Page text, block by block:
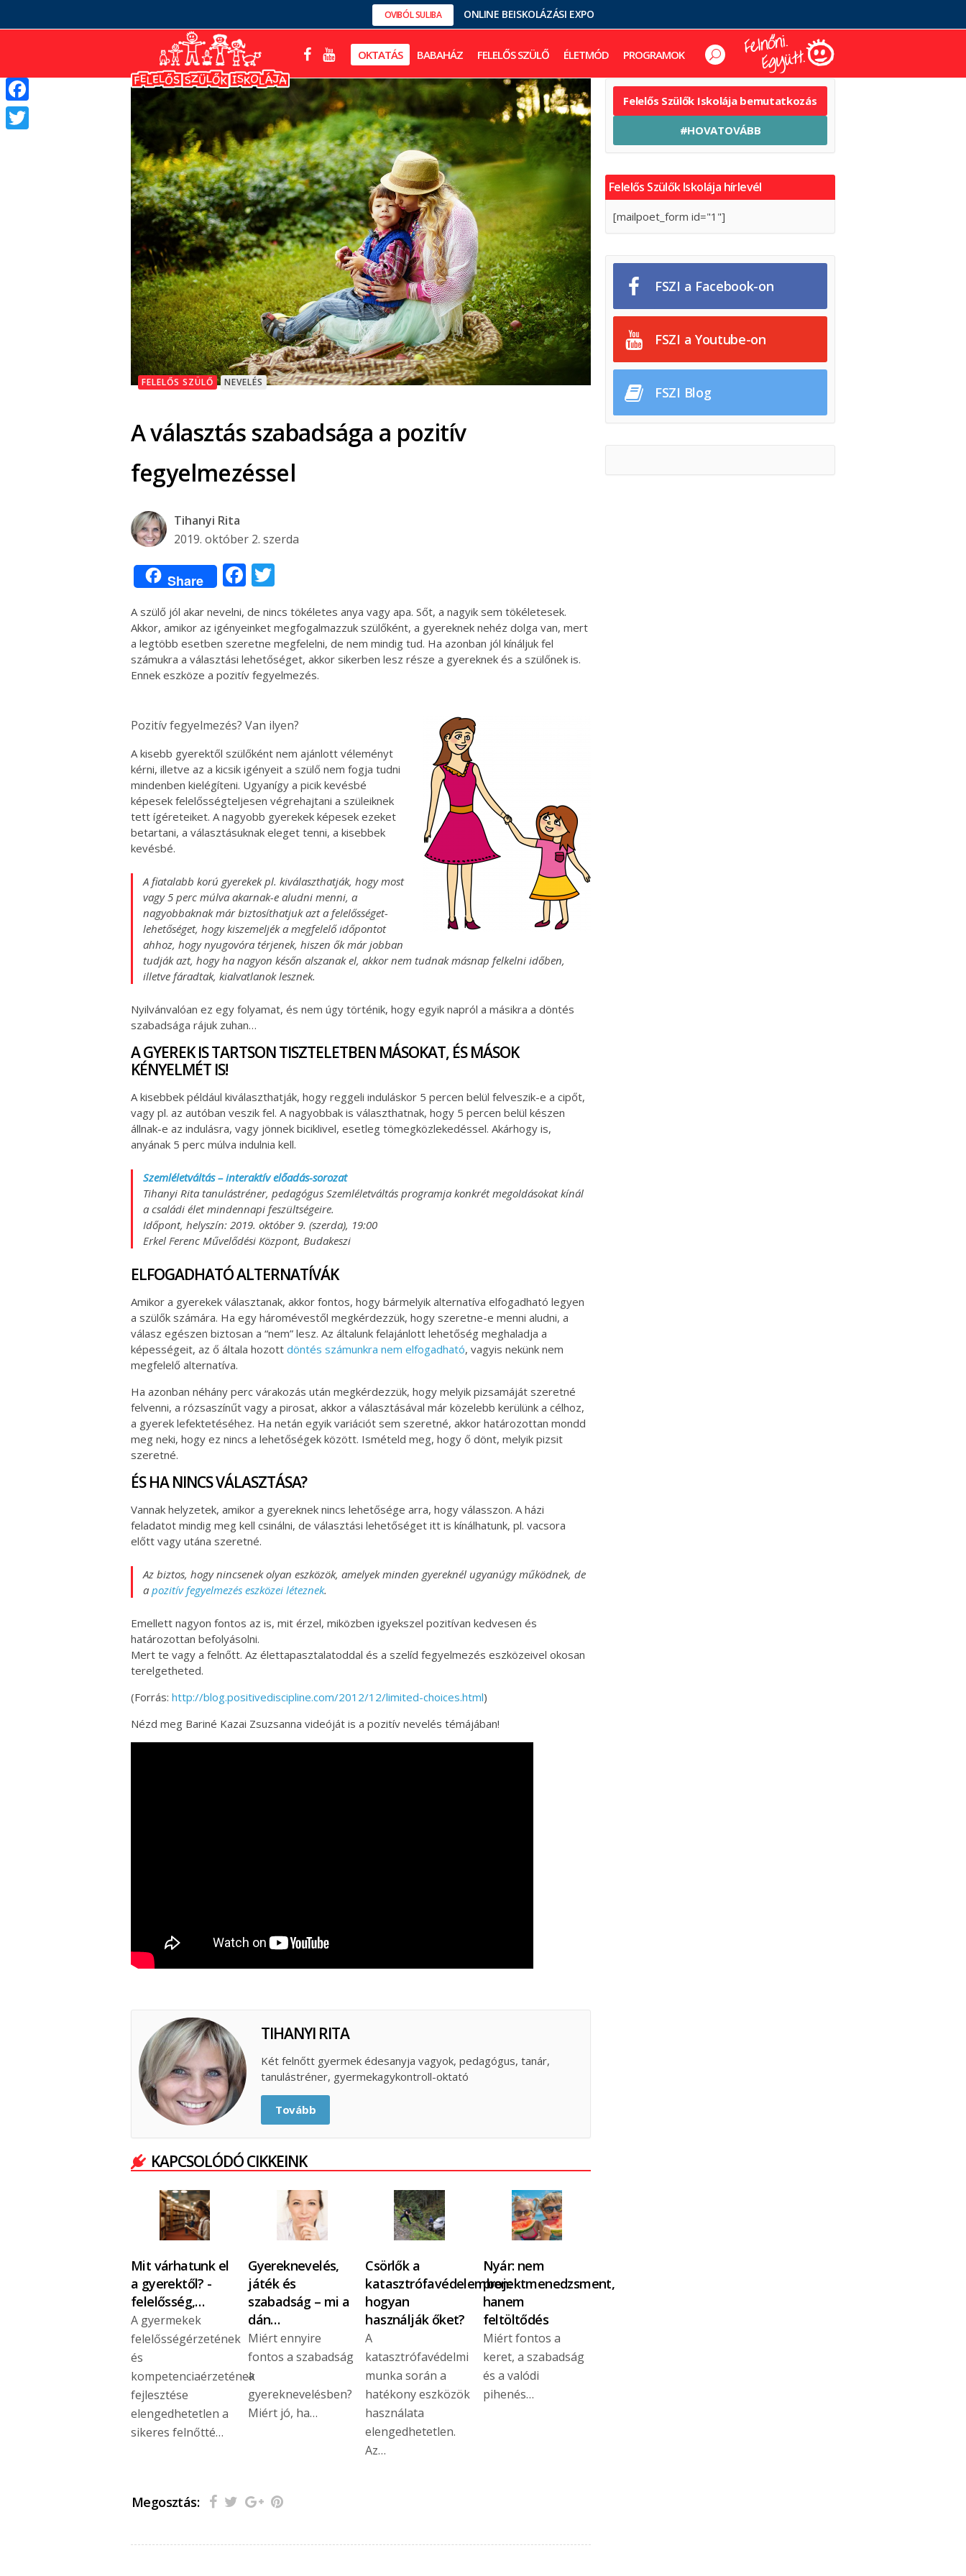
OVIBÓL SULIBA ONLINE BEISKOLÁZÁSI EXPO
OKTATÁS BABAHÁZ FELELŐS SZÜLŐ ÉLETMÓD PROGRAMOK
FELELŐS SZÜLŐ NEVELÉS
A választás szabadsága a pozitív
fegyelmezéssel
Tihanyi Rita
2019. október 2. szerda
Share Facebook
A szülő jól akar nevelni, de nincs tökéletes anya vagy apa. Sőt, a nagyik sem tökéletesek.
Akkor, amikor az igényeinket megfogalmazzuk szülőként, a gyereknek nehéz dolga van, mert
a legtöbb esetben szeretne megfelelni, de nem mindig tud. Ha azonban jól kínáljuk fel
számukra a választási lehetőséget, akkor sikerben lesz része a gyereknek és a szülőnek is.
Ennek eszköze a pozitív fegyelmezés.
Pozitív fegyelmezés? Van ilyen?
A kisebb gyerektől szülőként nem ajánlott véleményt
kérni, illetve az a kicsik igényeit a szülő nem fogja tudni
mindenben kielégíteni. Ugyanígy a picik kevésbé
képesek felelősségteljesen végrehajtani a szüleiknek
tett ígéreteiket. A nagyobb gyerekek képesek ezeket
betartani, a választásuknak eleget tenni, a kisebbek
kevésbé.
A fiatalabb korú gyerekek pl. kiválaszthatják, hogy most
vagy 5 perc múlva akarnak-e aludni menni, a
nagyobbaknak már biztosíthatjuk azt a felelősséget-
lehetőséget, hogy kiszemeljék a megfelelő időpontot
ahhoz, hogy nyugovóra térjenek, hiszen ők már jobban
tudják azt, hogy ha nagyon későn alszanak el, akkor nem tudnak másnap felkelni időben,
illetve fáradtak, kialvatlanok lesznek.
Nyilvánvalóan ez egy folyamat, és nem úgy történik, hogy egyik napról a másikra a döntés
szabadsága rájuk zuhan…
A GYEREK IS TARTSON TISZTELETBEN MÁSOKAT, ÉS MÁSOK
KÉNYELMÉT IS!
A kisebbek például kiválaszthatják, hogy reggeli induláskor 5 percen belül felveszik-e a cipőt,
vagy pl. az autóban veszik fel. A nagyobbak is választhatnak, hogy 5 percen belül készen
állnak-e az indulásra, vagy jönnek biciklivel, esetleg tömegközlekedéssel. Akárhogy is,
anyának 5 perc múlva indulnia kell.
Szemléletváltás – interaktív előadás-sorozat
Tihanyi Rita tanulástréner, pedagógus Szemléletváltás programja konkrét megoldásokat kínál
a családi élet mindennapi feszültségeire.
Időpont, helyszín: 2019. október 9. (szerda), 19:00
Erkel Ferenc Művelődési Központ, Budakeszi
ELFOGADHATÓ ALTERNATÍVÁK
Amikor a gyerekek választanak, akkor fontos, hogy bármelyik alternatíva elfogadható legyen
a szülők számára. Ha egy háromévestől megkérdezzük, hogy szeretne-e menni aludni, a
válasz egészen biztosan a “nem” lesz. Az általunk felajánlott lehetőség meghaladja a
képességeit, az ő általa hozott döntés számunkra nem elfogadható, vagyis nekünk nem
megfelelő alternatíva.
Ha azonban néhány perc várakozás után megkérdezzük, hogy melyik pizsamáját szeretné
felvenni, a rózsaszínűt vagy a pirosat, akkor a választásával már közelebb kerülünk a célhoz,
a gyerek lefektetéséhez. Ha netán egyik variációt sem szeretné, akkor határozottan mondd
meg neki, hogy ez nincs a lehetőségek között. Ismételd meg, hogy ő dönt, melyik pizsit
szeretné.
ÉS HA NINCS VÁLASZTÁSA?
Vannak helyzetek, amikor a gyereknek nincs lehetősége arra, hogy válasszon. A házi
feladatot mindig meg kell csinálni, de választási lehetőséget itt is kínálhatunk, pl. vacsora
előtt vagy utána szeretné.
Az biztos, hogy nincsenek olyan eszközök, amelyek minden gyereknél ugyanúgy működnek, de
a pozitív fegyelmezés eszközei léteznek.
Emellett nagyon fontos az is, mit érzel, miközben igyekszel pozitívan kedvesen és
határozottan befolyásolni.
Mert te vagy a felnőtt. Az élettapasztalatoddal és a szelíd fegyelmezés eszközeivel okosan
terelgetheted.
(Forrás: http://blog.positivediscipline.com/2012/12/limited-choices.html)
Nézd meg Bariné Kazai Zsuzsanna videóját is a pozitív nevelés témájában!
TIHANYI RITA
Két felnőtt gyermek édesanyja vagyok, pedagógus, tanár,
tanulástréner, gyermekagykontroll-oktató
Tovább
KAPCSOLÓDÓ CIKKEINK
Mit várhatunk el
a gyerektől? -
felelősség,…
A gyermekek
felelősségérzetének
és
kompetenciaérzetének
fejlesztése
elengedhetetlen a
sikeres felnőtté…
Gyereknevelés,
játék és
szabadság – mi a
dán…
Miért ennyire
fontos a szabadság
a
gyereknevelésben?
Miért jó, ha…
Csörlők a
katasztrófavédelemben:
hogyan
használják őket?
A
katasztrófavédelmi
munka során a
hatékony eszközök
használata
elengedhetetlen.
Az…
Nyár: nem
projektmenedzsment,
hanem
feltöltődés
Miért fontos a
keret, a szabadság
és a valódi
pihenés…
Megosztás:
Felelős Szülők Iskolája bemutatkozás
#HOVATOVÁBB
Felelős Szülők Iskolája hírlevél
[mailpoet_form id="1"]
FSZI a Facebook-on
FSZI a Youtube-on
FSZI Blog
Facebook